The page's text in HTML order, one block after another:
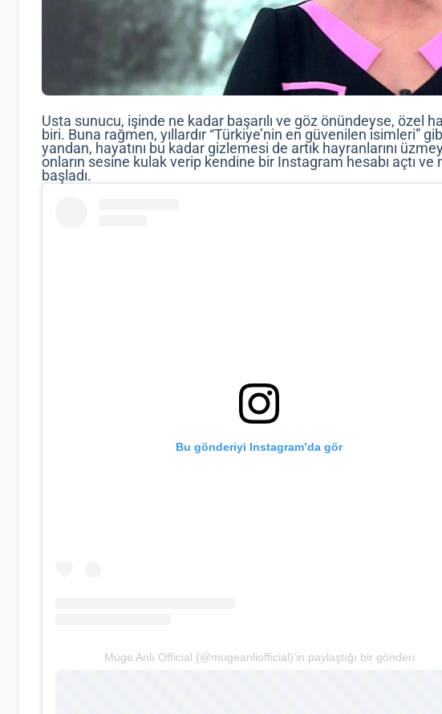
Usta sunucu, işinde ne kadar başarılı ve göz önündeyse, özel
biri. Buna rağmen, yıllardır “Türkiye’nin en güvenilen isimleri”
yandan, hayatını bu kadar gizlemesi de artık hayranlarını
onların sesine kulak verip kendine bir Instagram hesabı açtı ve
başladı.
Bu gönderiyi Instagram’da gör
Müge Anlı Official (@mugeanliofficial)’in paylaştığı bir gönderi